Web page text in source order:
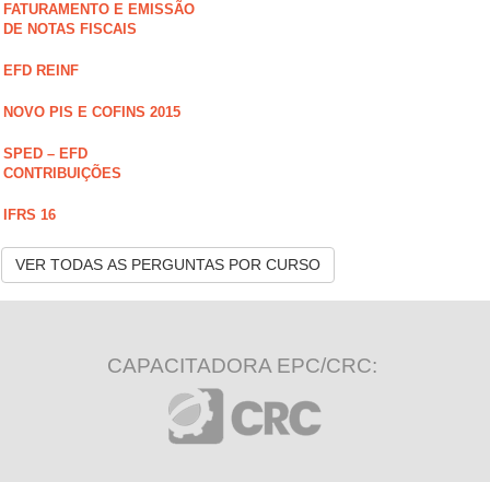
FATURAMENTO E EMISSÃO
DE NOTAS FISCAIS
EFD REINF
NOVO PIS E COFINS 2015
SPED – EFD
CONTRIBUIÇÕES
IFRS 16
VER TODAS AS PERGUNTAS POR CURSO
CAPACITADORA EPC/CRC: